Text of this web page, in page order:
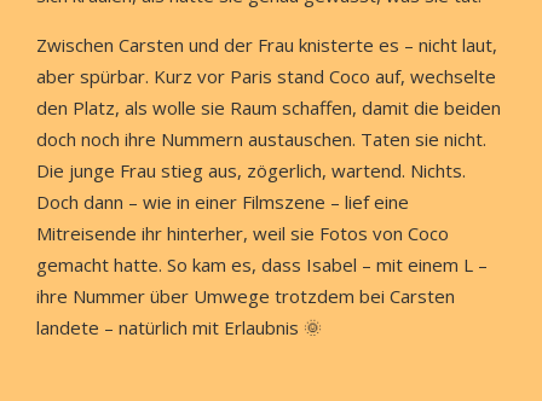
Zwischen Carsten und der Frau knisterte es – nicht laut,
aber spürbar. Kurz vor Paris stand Coco auf, wechselte
den Platz, als wolle sie Raum schaffen, damit die beiden
doch noch ihre Nummern austauschen. Taten sie nicht.
Die junge Frau stieg aus, zögerlich, wartend. Nichts.
Doch dann – wie in einer Filmszene – lief eine
Mitreisende ihr hinterher, weil sie Fotos von Coco
gemacht hatte. So kam es, dass Isabel – mit einem L –
ihre Nummer über Umwege trotzdem bei Carsten
landete – natürlich mit Erlaubnis 🌞